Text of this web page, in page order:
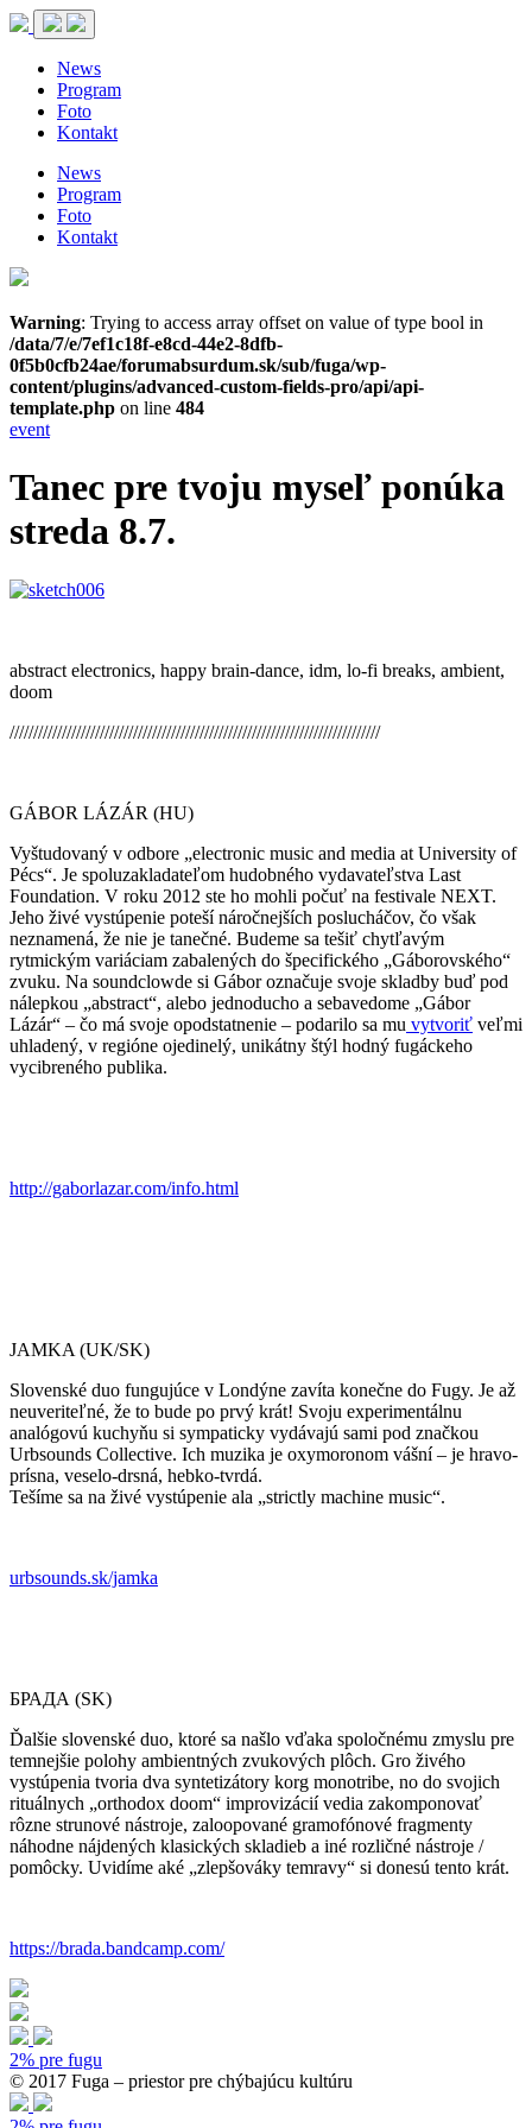
News
Program
Foto
Kontakt
News
Program
Foto
Kontakt
Warning: Trying to access array offset on value of type bool in
/data/7/e/7ef1c18f-e8cd-44e2-8dfb-
0f5b0cfb24ae/forumabsurdum.sk/sub/fuga/wp-
content/plugins/advanced-custom-fields-pro/api/api-
template.php on line 484
event
Tanec pre tvoju myseľ ponúka
streda 8.7.
abstract electronics, happy brain-dance, idm, lo-fi breaks, ambient,
doom
//////////////////////////////////////////////////////////////////////////////
GÁBOR LÁZÁR (HU)
Vyštudovaný v odbore „electronic music and media at University of
Pécs“. Je spoluzakladateľom hudobného vydavateľstva Last
Foundation. V roku 2012 ste ho mohli počuť na festivale NEXT.
Jeho živé vystúpenie poteší náročnejších poslucháčov, čo však
neznamená, že nie je tanečné. Budeme sa tešiť chytľavým
rytmickým variáciam zabalených do špecifického „Gáborovského“
zvuku. Na soundclowde si Gábor označuje svoje skladby buď pod
nálepkou „abstract“, alebo jednoducho a sebavedome „Gábor
Lázár“ – čo má svoje opodstatnenie – podarilo sa mu vytvoriť veľmi
uhladený, v regióne ojedinelý, unikátny štýl hodný fugáckeho
vycibreného publika.
http://gaborlazar.com/info.html
JAMKA (UK/SK)
Slovenské duo fungujúce v Londýne zavíta konečne do Fugy. Je až
neuveriteľné, že to bude po prvý krát! Svoju experimentálnu
analógovú kuchyňu si sympaticky vydávajú sami pod značkou
Urbsounds Collective. Ich muzika je oxymoronom vášní – je hravo-
prísna, veselo-drsná, hebko-tvrdá.
Tešíme sa na živé vystúpenie ala „strictly machine music“.
urbsounds.sk/jamka
БРАДА (SK)
Ďalšie slovenské duo, ktoré sa našlo vďaka spoločnému zmyslu pre
temnejšie polohy ambientných zvukových plôch. Gro živého
vystúpenia tvoria dva syntetizátory korg monotribe, no do svojich
rituálnych „orthodox doom“ improvizácií vedia zakomponovať
rôzne strunové nástroje, zaloopované gramofónové fragmenty
náhodne nájdených klasických skladieb a iné rozličné nástroje /
pomôcky. Uvidíme aké „zlepšováky temravy“ si donesú tento krát.
https://brada.bandcamp.com/
2% pre fugu
© 2017 Fuga – priestor pre chýbajúcu kultúru